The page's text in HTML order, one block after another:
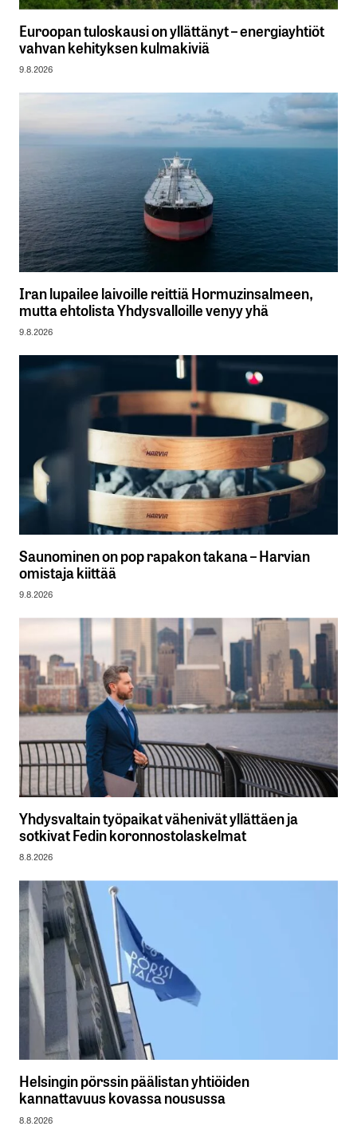
Euroopan tuloskausi on yllättänyt – energiayhtiöt
vahvan kehityksen kulmakiviä
9.8.2026
Iran lupailee laivoille reittiä Hormuzinsalmeen,
mutta ehtolista Yhdysvalloille venyy yhä
9.8.2026
Saunominen on pop rapakon takana – Harvian
omistaja kiittää
9.8.2026
Yhdysvaltain työpaikat vähenivät yllättäen ja
sotkivat Fedin koronnostolaskelmat
8.8.2026
Helsingin pörssin päälistan yhtiöiden
kannattavuus kovassa nousussa
8.8.2026